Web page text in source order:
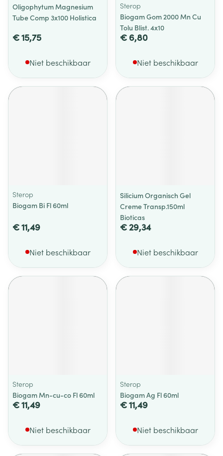
Oligophytum Magnesium
Tube Comp 3x100 Holistica
€ 15,75
Niet beschikbaar
Sterop
Biogam Gom 2000 Mn Cu
Tolu Blist. 4x10
€ 6,80
Niet beschikbaar
Sterop
Biogam Bi Fl 60ml
€ 11,49
Niet beschikbaar
Silicium Organisch Gel
Creme Transp.150ml
Bioticas
€ 29,34
Niet beschikbaar
Sterop
Biogam Mn-cu-co Fl 60ml
€ 11,49
Niet beschikbaar
Sterop
Biogam Ag Fl 60ml
€ 11,49
Niet beschikbaar